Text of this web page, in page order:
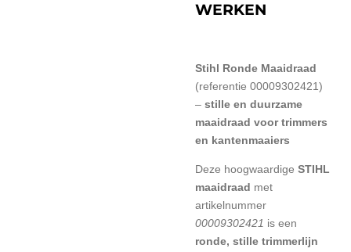
WERKEN
Stihl Ronde Maaidraad
(referentie 00009302421)
– stille en duurzame
maaidraad voor trimmers
en kantenmaaiers
Deze hoogwaardige STIHL
maaidraad met
artikelnummer
00009302421 is een
ronde, stille trimmerlijn